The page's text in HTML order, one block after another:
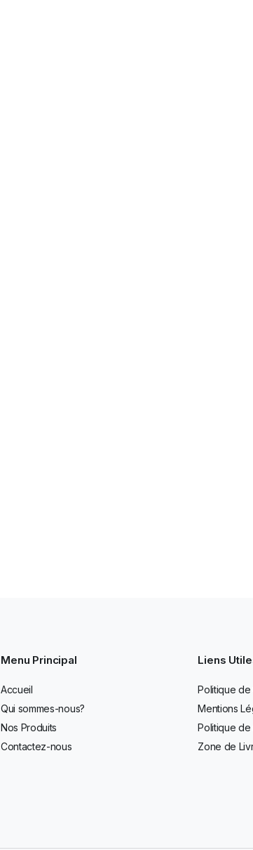
Menu Principal
Accueil
Qui sommes-nous?
Nos Produits
Contactez-nous
Liens
Politique
Mentions
Politique
Zone de